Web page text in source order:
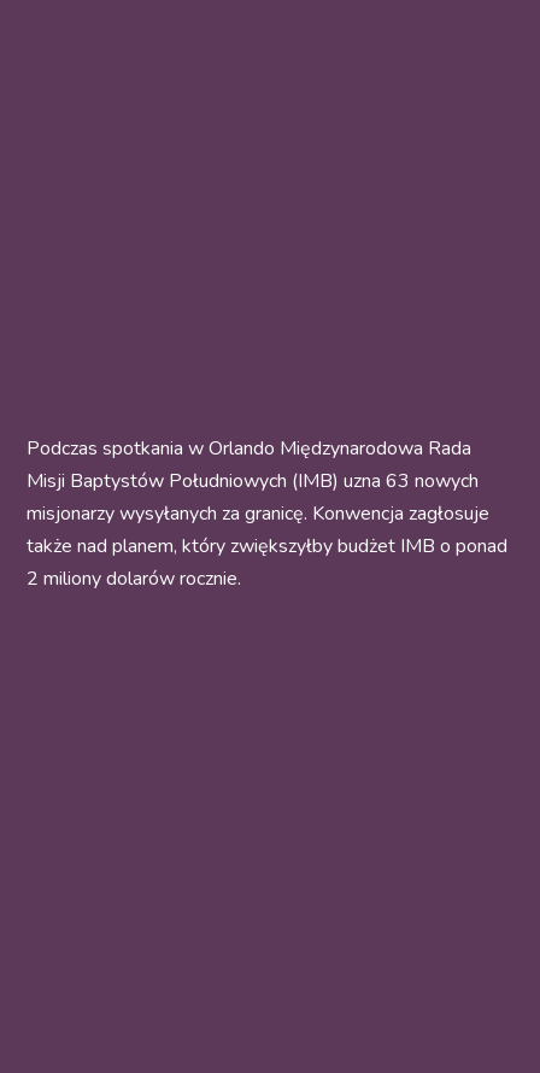
Podczas spotkania w Orlando Międzynarodowa Rada
Misji Baptystów Południowych (IMB) uzna 63 nowych
misjonarzy wysyłanych za granicę. Konwencja zagłosuje
także nad planem, który zwiększyłby budżet IMB o ponad
2 miliony dolarów rocznie.